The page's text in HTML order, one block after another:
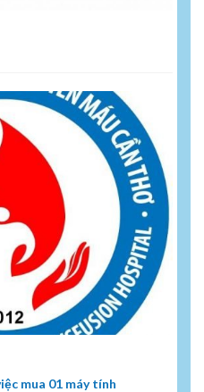
mua 01 máy tính